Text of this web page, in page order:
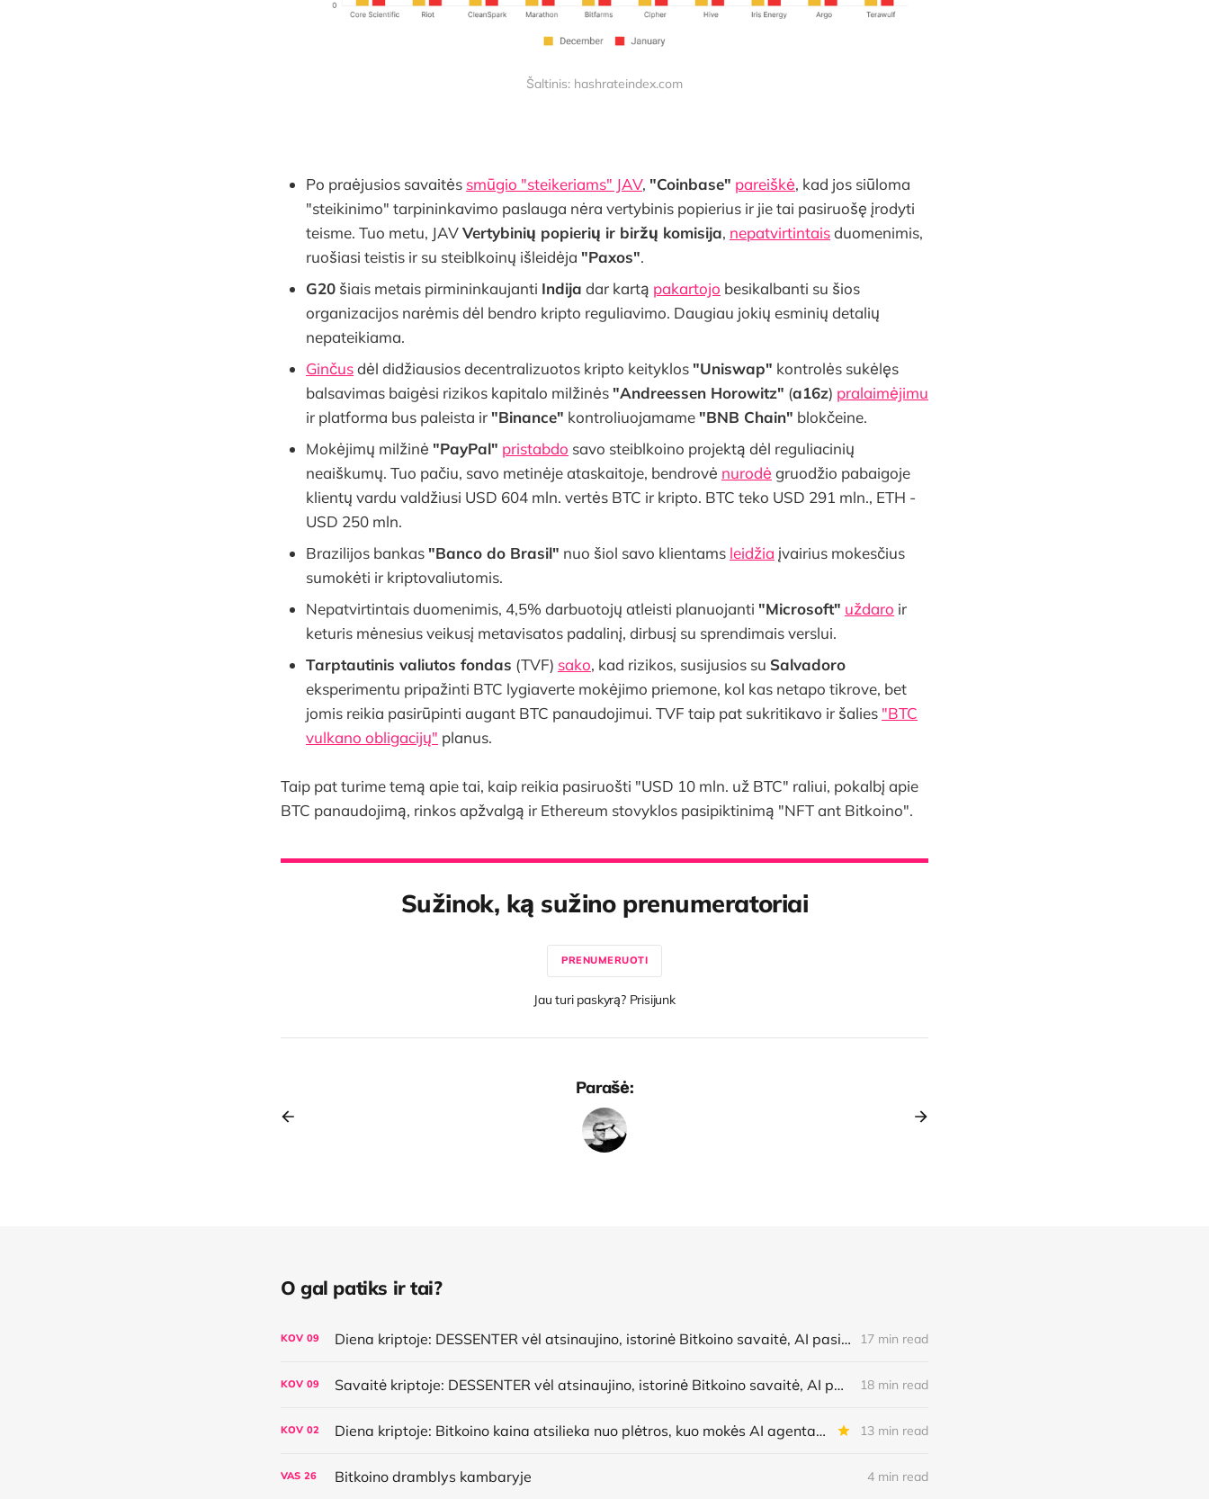
Šaltinis: hashrateindex.com
Po praėjusios savaitės smūgio "steikeriams" JAV, "Coinbase" pareiškė, kad jos siūloma
"steikinimo" tarpininkavimo paslauga nėra vertybinis popierius ir jie tai pasiruošę įrodyti
teisme. Tuo metu, JAVVertybinių popierių ir biržų komisija, nepatvirtintaisduomenimis,
ruošiasi teistis ir su steiblkoinų išleidėja "Paxos".
G20 šiais metais pirmininkaujanti Indija dar kartą pakartojo besikalbanti su šios
organizacijos narėmis dėl bendro kripto reguliavimo. Daugiau jokių esminių detalių
nepateikiama.
Ginčusdėl didžiausios decentralizuotos kripto keityklos"Uniswap" kontrolės sukėlęs
balsavimas baigėsi rizikos kapitalo milžinės"Andreessen Horowitz" (a16z) pralaimėjimu
ir platforma bus paleista ir"Binance" kontroliuojamame"BNB Chain" blokčeine.
Mokėjimų milžinė "PayPal" pristabdo savo steiblkoino projektą dėl reguliacinių
neaiškumų. Tuo pačiu, savo metinėje ataskaitoje, bendrovė nurodė gruodžio pabaigoje
klientų vardu valdžiusi USD 604 mln. vertės BTC ir kripto. BTC teko USD 291 mln., ETH -
USD 250 mln.
Brazilijos bankas"Banco do Brasil" nuo šiol savo klientams leidžia įvairius mokesčius
sumokėti ir kriptovaliutomis.
Nepatvirtintais duomenimis, 4,5% darbuotojų atleisti planuojanti "Microsoft" uždaro ir
keturis mėnesius veikusį metavisatos padalinį, dirbusį su sprendimais verslui.
Tarptautinis valiutos fondas (TVF) sako, kad rizikos, susijusios su Salvadoro
eksperimentu pripažinti BTC lygiaverte mokėjimo priemone, kol kas netapo tikrove, bet
jomis reikia pasirūpinti augant BTC panaudojimui. TVF taip pat sukritikavo ir šalies "BTC
vulkano obligacijų" planus.
Taip pat turime temą apie tai, kaip reikia pasiruošti "USD 10 mln. už BTC" raliui, pokalbį apie
BTC panaudojimą, rinkos apžvalgą ir Ethereum stovyklos pasipiktinimą "NFT ant Bitkoino".
Sužinok, ką sužino prenumeratoriai
PRENUMERUOTI
Jau turi paskyrą? Prisijunk
Parašė:
O gal patiks ir tai?
KOV 09 Diena kriptoje: DESSENTER vėl atsinaujino, istorinė Bitkoino savaitė, AI pasirinkimai, lietuviška MiCA 17 min read
KOV 09 Savaitė kriptoje: DESSENTER vėl atsinaujino, istorinė Bitkoino savaitė, AI pasirinkimai, lietuviška MiCA 18 min read
KOV 02 Diena kriptoje: Bitkoino kaina atsilieka nuo plėtros, kuo mokės AI agentai, Ethereum aktyvėjimas ir dar daugiau 13 min read
VAS 26 Bitkoino dramblys kambaryje 4 min read